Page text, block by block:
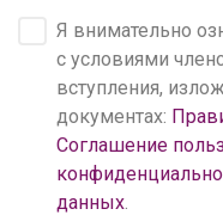
Я внимательно
с условиями
вступления,
документах:
Соглашение
данных